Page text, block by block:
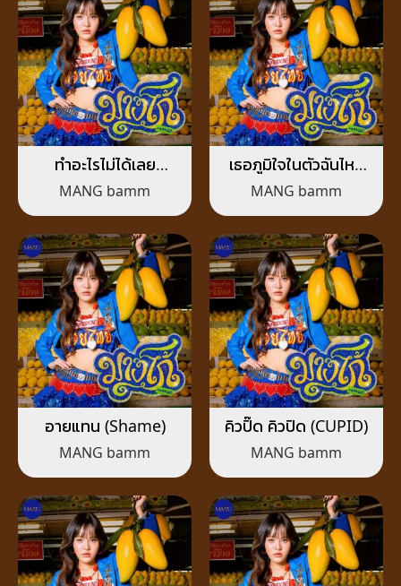
ทำอะไรไม่ได้เลย
(Helpless)
MANG bamm
เธอภูมิใจในตัวฉันไหม
(I’m so proud)
MANG bamm
อายแทน (Shame)
MANG bamm
คิวปิ๊ด คิวปิด (CUPID)
MANG bamm